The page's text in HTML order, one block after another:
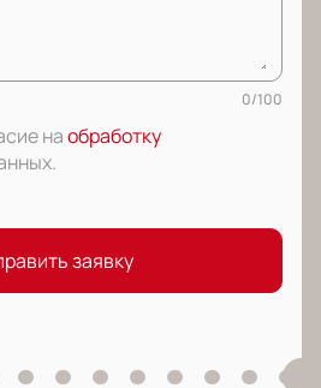
0/100
наобработку
.
заявку